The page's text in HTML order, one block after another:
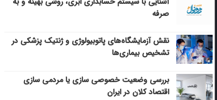
صرفه
نقش آزمایشگاه‌های پاتوبیولوژی و ژنتیک پزشکی در
تشخیص بیماری‌ها
بررسی وضعیت خصوصی سازی یا مردمی سازی
اقتصاد کلان در ایران